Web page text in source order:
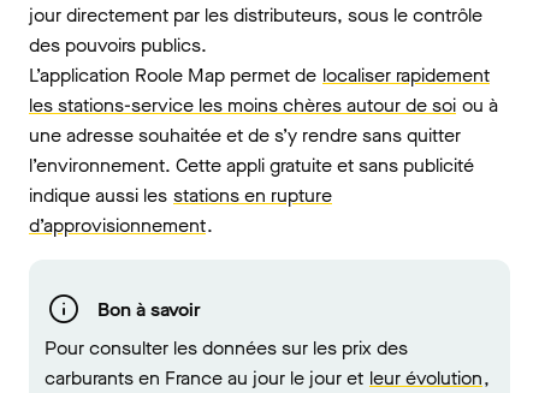
jour directement par les distributeurs, sous le contrôle
des pouvoirs publics.
L’application Roole Map permet de localiser rapidement
les stations-service les moins chères autour de soi ou à
une adresse souhaitée et de s’y rendre sans quitter
l’environnement. Cette appli gratuite et sans publicité
indique aussi les stations en rupture
d’approvisionnement.
Bon à savoir
Pour consulter les données sur les prix des
carburants en France au jour le jour et leur évolution,